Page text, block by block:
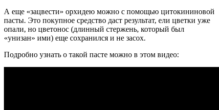
А еще «зацвести» орхидею можно с помощью цитокининовой
пасты. Это покупное средство даст результат, ели цветки уже
опали, но цветонос (длинный стержень, который был
«унизан» ими) еще сохранился и не засох.
Подробно узнать о такой пасте можно в этом видео: